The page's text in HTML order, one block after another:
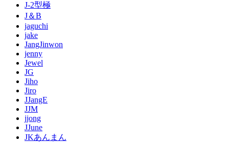
J-2型極
J＆B
jaguchi
jake
JangJinwon
jenny
Jewel
JG
Jiho
Jiro
JJangE
JJM
jjong
JJune
JKあんまん